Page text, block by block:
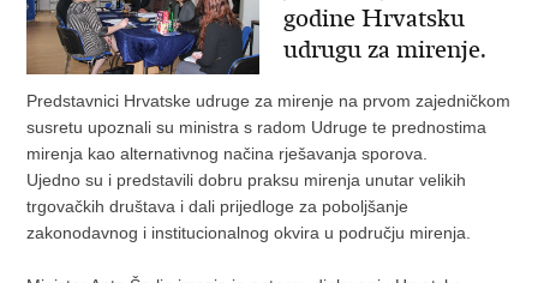
godine Hrvatsku
udrugu za mirenje.
Predstavnici Hrvatske udruge za mirenje na prvom zajedničkom
susretu upoznali su ministra s radom Udruge te prednostima
mirenja kao alternativnog načina rješavanja sporova.
Ujedno su i predstavili dobru praksu mirenja unutar velikih
trgovačkih društava i dali prijedloge za poboljšanje
zakonodavnog i institucionalnog okvira u području mirenja.